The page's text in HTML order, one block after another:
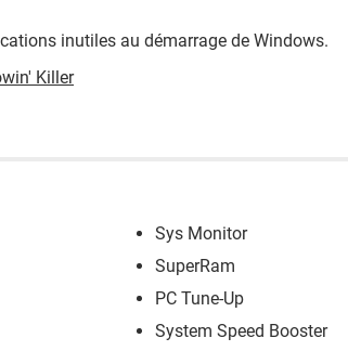
inutiles au démarrage de Windows.
Killer
Sys Monitor
SuperRam
PC Tune-Up
System Speed Booster